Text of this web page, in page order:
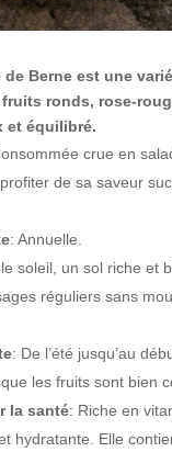
de Berne est une
ronds, rose-
et équilibré.
crue en
de sa saveur
: Annuelle.
soleil, un sol riche et
réguliers sans
: De l’été jusqu’au
les fruits sont bien
la santé: Riche en
hydratante. Elle